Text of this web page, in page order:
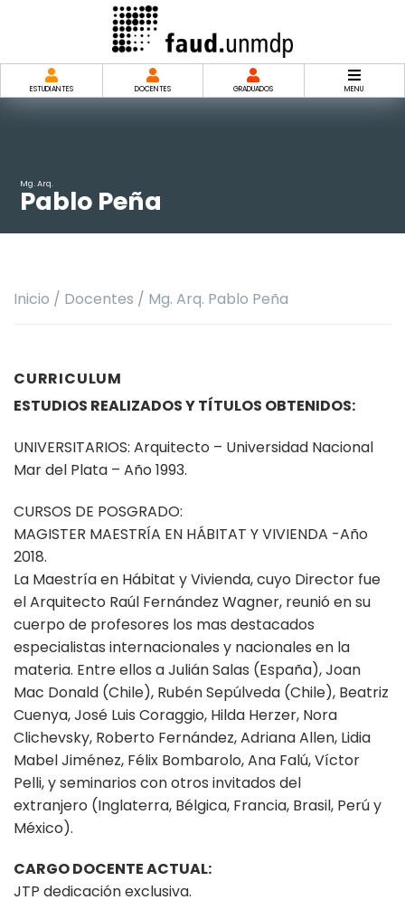
ESTUDIANTES DOCENTES GRADUADOS MENU
Mg. Arq.
Pablo Peña
Inicio / Docentes / Mg. Arq. Pablo Peña
CURRICULUM
ESTUDIOS REALIZADOS Y TÍTULOS OBTENIDOS:
UNIVERSITARIOS: Arquitecto – Universidad Nacional
Mar del Plata – Año 1993.
CURSOS DE POSGRADO:
MAGISTER MAESTRÍA EN HÁBITAT Y VIVIENDA -Año
2018.
La Maestría en Hábitat y Vivienda, cuyo Director fue
el Arquitecto Raúl Fernández Wagner, reunió en su
cuerpo de profesores los mas destacados
especialistas internacionales y nacionales en la
materia. Entre ellos a Julián Salas (España), Joan
Mac Donald (Chile), Rubén Sepúlveda (Chile), Beatriz
Cuenya, José Luis Coraggio, Hilda Herzer, Nora
Clichevsky, Roberto Fernández, Adriana Allen, Lidia
Mabel Jiménez, Félix Bombarolo, Ana Falú, Víctor
Pelli, y seminarios con otros invitados del
extranjero (Inglaterra, Bélgica, Francia, Brasil, Perú y
México).
CARGO DOCENTE ACTUAL:
JTP dedicación exclusiva.